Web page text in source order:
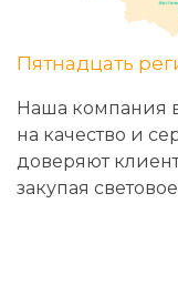
Пятнадцать
Наша компания
на качество и
доверяют
закупая